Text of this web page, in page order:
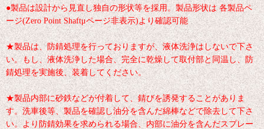
●製品は設計から見直し独自の形状等を採用。製品形状は 各製品ペ
ージ(Zero Point Shaftμページ非表示)より確認可能
★製品は、防錆処理を行っておりますが、液体洗浄はしないで下さ
い。もし、液体洗浄した場合、完全に乾燥して取付部と同温し、防
錆処理を実施後、装着してください。
★製品内部に砂鉄などが付着して、錆びを誘発することがありま
す。洗車後等、製品を確認し油分を含んだ綿棒などで除去して下さ
い。より防錆効果を求められる場合、内部に油分を含んだスプレー